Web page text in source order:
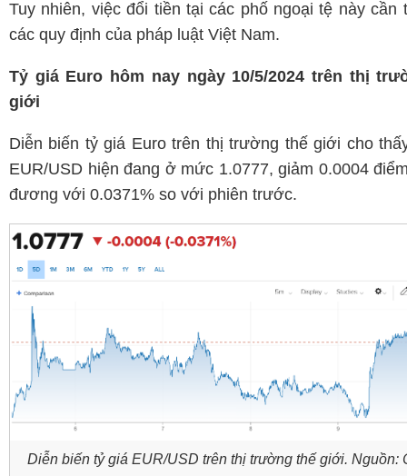
Tuy nhiên, việc đổi tiền tại các phố ngoại tệ này cần
các quy định của pháp luật Việt Nam.
Tỷ giá Euro hôm nay ngày 10/5/2024 trên thị
giới
Diễn biến tỷ giá Euro trên thị trường thế giới cho
EUR/USD hiện đang ở mức 1.0777, giảm 0.0004
đương với 0.0371% so với phiên trước.
Diễn biến tỷ giá EUR/USD trên thị trường thế giới. Nguồn: